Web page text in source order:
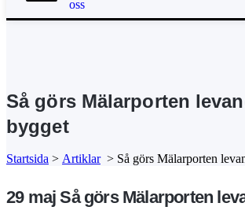
oss
Så görs Mälarporten
bygget
Startsida > Artiklar > Så görs Mälarporten
29 maj Så görs Mälarporten